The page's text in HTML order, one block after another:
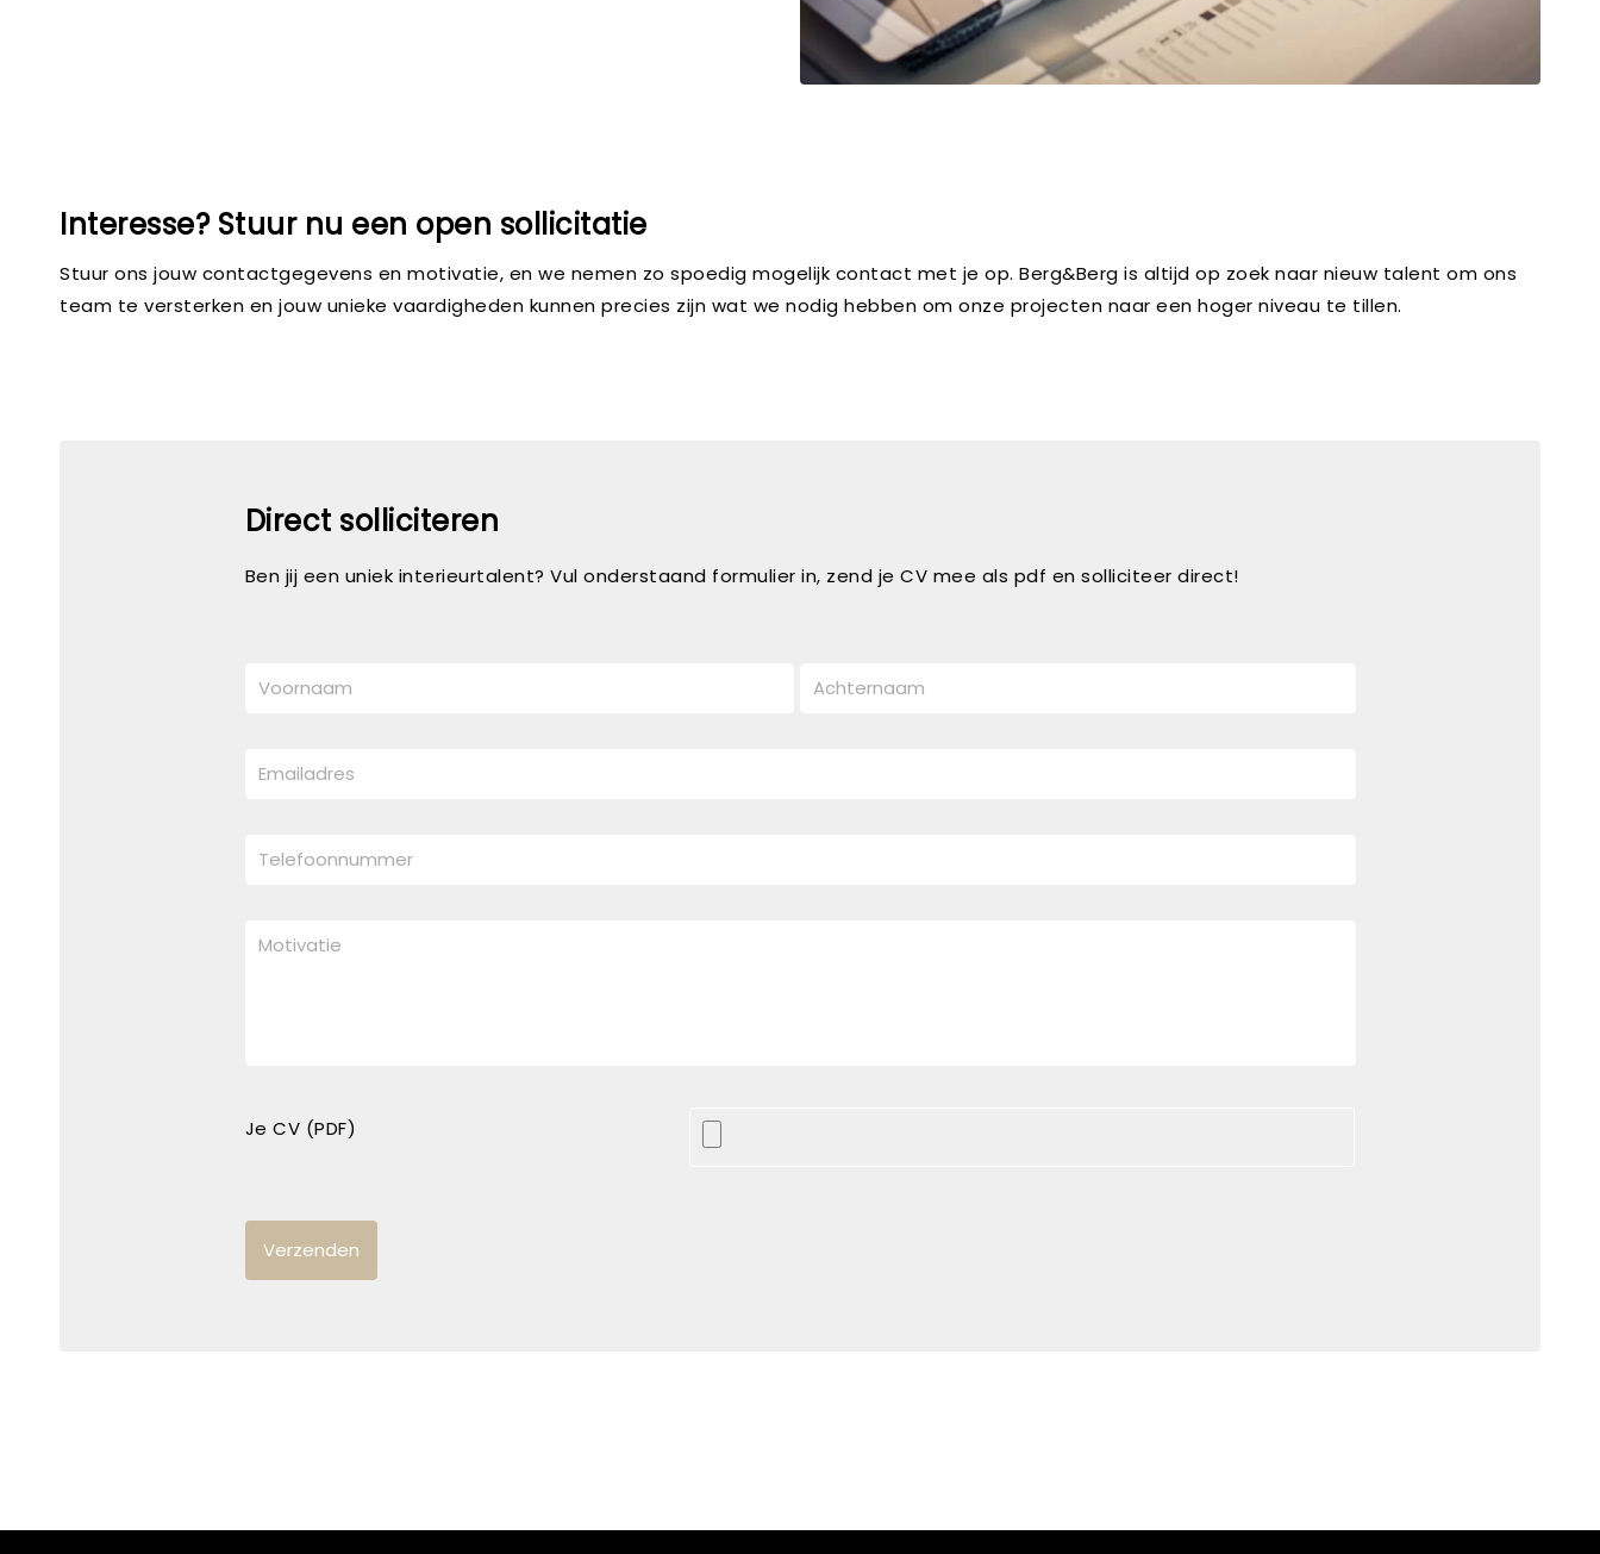
Interesse? Stuur nu een open sollicitatie
Stuur ons jouw contactgegevens en motivatie, en we nemen zo spoedig mogelijk contact met je op. Berg&Berg is altijd op zoek naar nieuw talent om ons
team te versterken en jouw unieke vaardigheden kunnen precies zijn wat we nodig hebben om onze projecten naar een hoger niveau te tillen.
Direct solliciteren
Ben jij een uniek interieurtalent? Vul onderstaand formulier in, zend je CV mee als pdf en solliciteer direct!
Je CV (PDF)